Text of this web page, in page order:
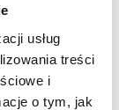
usług
treści
i
o tym, jak